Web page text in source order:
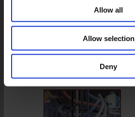
Allow all
Allow selection
Deny